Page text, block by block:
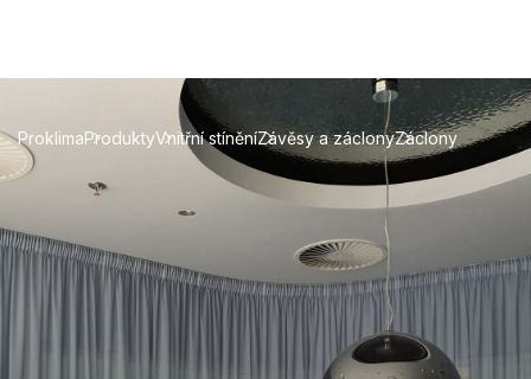
ProklimaProduktyVnitřní stíněníZávěsy a záclonyZáclony